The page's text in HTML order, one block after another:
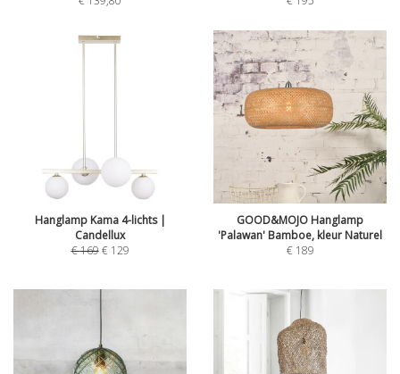
Hanglamp Kama 4-lichts |
Candellux
€169 € 129
GOOD&MOJO Hanglamp
'Palawan' Bamboe, kleur Naturel
€ 189